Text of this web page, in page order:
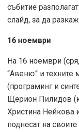
събитие
слайд, за да
16 ноември
На 16 ноември
“Авеню” и техните
(програминг и
Щерион Пилидов
Христина Нейкова
поднесат на